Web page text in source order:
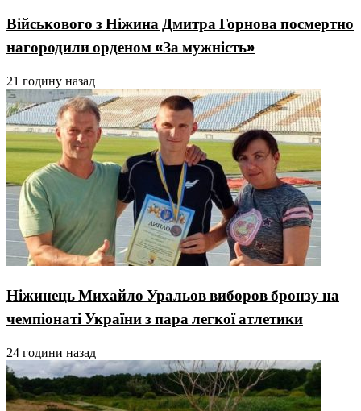
Військового з Ніжина Дмитра Горнова посмертно
нагородили орденом «За мужність»
21 годину назад
Ніжинець Михайло Уральов виборов бронзу на
чемпіонаті України з пара легкої атлетики
24 години назад